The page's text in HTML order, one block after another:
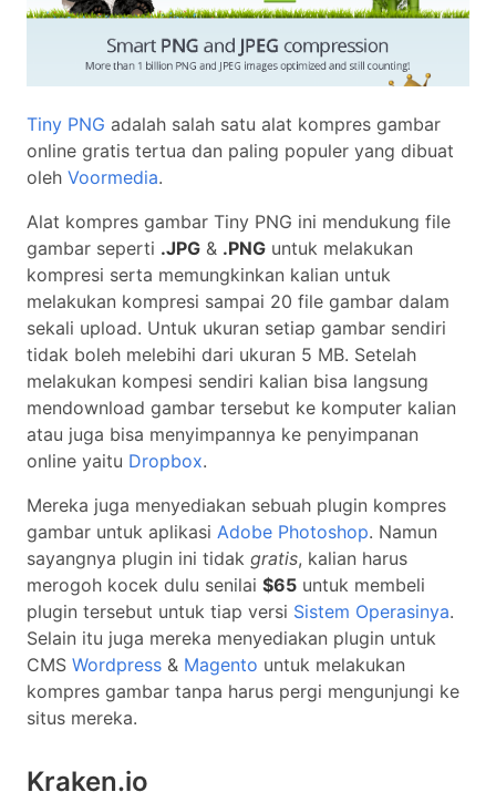
Tiny PNG adalah salah satu alat kompres gambar
online gratis tertua dan paling populer yang dibuat
oleh Voormedia.
Alat kompres gambar Tiny PNG ini mendukung file
gambar seperti .JPG & .PNG untuk melakukan
kompresi serta memungkinkan kalian untuk
melakukan kompresi sampai 20 file gambar dalam
sekali upload. Untuk ukuran setiap gambar sendiri
tidak boleh melebihi dari ukuran 5 MB. Setelah
melakukan kompesi sendiri kalian bisa langsung
mendownload gambar tersebut ke komputer kalian
atau juga bisa menyimpannya ke penyimpanan
online yaitu Dropbox.
Mereka juga menyediakan sebuah plugin kompres
gambar untuk aplikasi Adobe Photoshop. Namun
sayangnya plugin ini tidak gratis, kalian harus
merogoh kocek dulu senilai $65 untuk membeli
plugin tersebut untuk tiap versi Sistem Operasinya.
Selain itu juga mereka menyediakan plugin untuk
CMS Wordpress & Magento untuk melakukan
kompres gambar tanpa harus pergi mengunjungi ke
situs mereka.
Kraken.io